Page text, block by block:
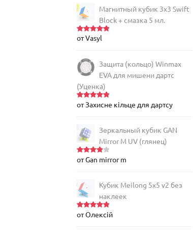
Магнитный кубик 3х3 Swift
Block + смазка 5 мл.
Оценка
от Vasyl
Защита (кольцо) Winmax
EVA для мишени дартс
(Уценка)
Оценка5
от Захисне кільце для дартсу
Зеркальный кубик GAN
Mirror M UV (глянец)
Оценка
от Gan mirror m
Кубик Meilong 5x5 v2 без
наклеек
Оценка5
от Олексій